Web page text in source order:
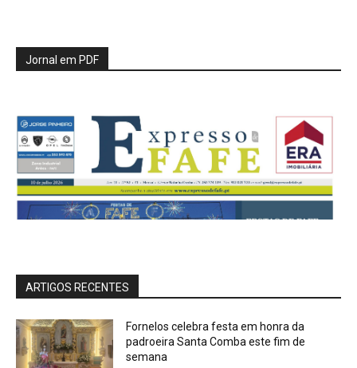
Jornal em PDF
ARTIGOS RECENTES
Fornelos celebra festa em honra da
padroeira Santa Comba este fim de
semana